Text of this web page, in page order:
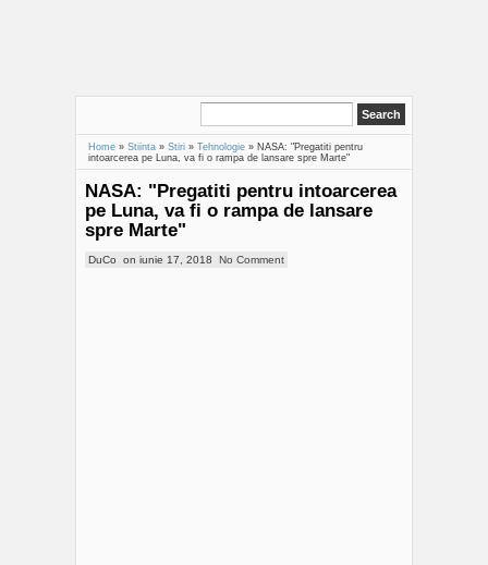
Home » Stiinta » Stiri » Tehnologie » NASA: "Pregatiti pentru
intoarcerea pe Luna, va fi o rampa de lansare spre Marte"
NASA: "Pregatiti pentru intoarcerea
pe Luna, va fi o rampa de lansare
spre Marte"
DuCo on iunie 17, 2018 No Comment